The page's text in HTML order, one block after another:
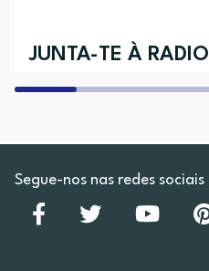
JUNTA-TE À RADIO
POPULAR
Segue-nos nas redes sociais